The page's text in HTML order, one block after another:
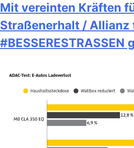
Mit vereinten Kräften
Straßenerhalt / Allianz
#BESSERESTRASSEN